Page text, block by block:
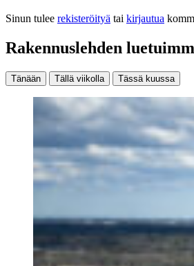
Sinun tulee rekisteröityä tai kirjautua
Rakennuslehden
Tänään Tällä viikolla Tässä kuussa